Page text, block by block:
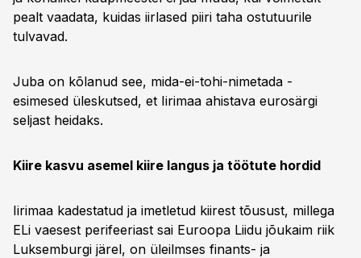
pealt vaadata, kuidas iirlased piiri taha ostutuurile
tulvavad.
Juba on kõlanud see, mida-ei-tohi-nimetada -
esimesed üleskutsed, et Iirimaa ahistava eurosärgi
seljast heidaks.
Kiire kasvu asemel kiire langus ja töötute hordid
Iirimaa kadestatud ja imetletud kiirest tõusust, millega
ELi vaesest perifeeriast sai Euroopa Liidu jõukaim riik
Luksemburgi järel, on üleilmses finants- ja